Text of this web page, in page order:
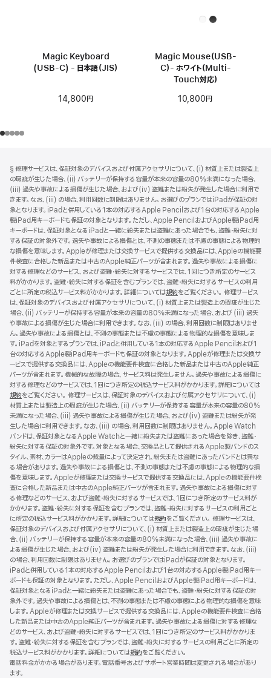
Magic Keyboard
(USB-C) - 日本語（JIS）
14,800円
Magic Mouse（USB-
C）- ホワイト（Multi-
Touch対応）
10,800円
ッ
タ
ー
注
§ 修理サービスは、保証対象のデバイスおよび付属アクセサリについて、(i) 材質上または製造上
の瑕疵が生じた場合、(ii) バッテリーが保持する容量が本来の容量の80%未満になった場合、
(iii) 過失や事故による損傷が生じた場合、および(iv) 盗難または紛失が発生した場合に利用で
きます。なお、(iii) の場合、利用回数に制限はありません。お選びのプランではiPadが保証の対
象となります。iPadと併用している1本の対応するApple Pencilおよび1台の対応するApple
製iPad用キーボードも保証の対象となります。ただし、Apple PencilおよびApple製iPad用
キーボードは、保証対象となるiPadと一緒に紛失または盗難にあった場合でも、盗難・紛失に対
する保証の対象外です。過失や事故による損傷とは、不測の事態または不慮の事態による物理的
な損傷を意味します。Appleが修理または交換サービスで提供する交換品には、Appleの機能要
件検査に合格した新品または中古のApple純正パーツが含まれます。過失や事故による損傷に
対する修理などのサービス、および盗難・紛失に対するサービスでは、1回につき所定のサービス
料がかかります。盗難・紛失に対する保証を含むプランでは、盗難・紛失に対するサービスの利用
ごとに所定の税込サービス料がかかります。詳細については規約（新
規
ウ
イ
ン
ド
ウ
で
開
き
ま
す）
をご覧ください。 修理サービス
は、保証対象のデバイスおよび付属アクセサリについて、(i) 材質上または製造上の瑕疵が生じた
場合、(ii) バッテリーが保持する容量が本来の容量の80%未満になった場合、および (iii) 過失
や事故による損傷が生じた場合に利用できます。なお、(iii) の場合、利用回数に制限はありませ
ん。過失や事故による損傷とは、不測の事態または不慮の事態による物理的な損傷を意味しま
す。iPadを対象とするプランでは、iPadと併用している1本の対応するApple Pencilおよび1
台の対応するApple製iPad用キーボードも保証の対象となります。Appleが修理または交換サ
ービスで提供する交換品には、Appleの機能要件検査に合格した新品または中古のApple純正
パーツが含まれます。機械的な故障の場合、サービス料は発生しません。過失や事故による損傷に
対する修理などのサービスでは、1回につき所定の税込サービス料がかかります。詳細については
規約（新
規
ウ
イ
ン
ド
ウ
で
開
き
ま
す）
をご覧ください。 修理サービスは、保証対象のデバイスおよび付属アクセサリについて、(i)
材質上または製造上の瑕疵が生じた場合、(ii) バッテリーが保持する容量が本来の容量の80%
未満になった場合、(iii) 過失や事故による損傷が生じた場合、および(iv) 盗難または紛失が発
生した場合に利用できます。なお、(iii) の場合、利用回数に制限はありません。Apple Watch
バンドは、保証対象となるApple Watchと一緒に紛失または盗難にあった場合を除き、盗難・
紛失に対する保証の対象外です。対象となる場合、交換品として提供されるApple製バンドのス
タイル、素材、カラーはAppleの裁量によって決定され、紛失または盗難にあったバンドとは異な
る場合があります。過失や事故による損傷とは、不測の事態または不慮の事態による物理的な損
傷を意味します。Appleが修理または交換サービスで提供する交換品には、Appleの機能要件検
査に合格した新品または中古のApple純正パーツが含まれます。過失や事故による損傷に対す
る修理などのサービス、および盗難・紛失に対するサービスでは、1回につき所定のサービス料が
かかります。盗難・紛失に対する保証を含むプランでは、盗難・紛失に対するサービスの利用ごと
に所定の税込サービス料がかかります。詳細については規約（新
規
ウ
イ
ン
ド
ウ
で
開
き
ま
す）
をご覧ください。 修理サービスは、
保証対象のデバイスおよび付属アクセサリについて、(i) 材質上または製造上の瑕疵が生じた場
合、(ii) バッテリーが保持する容量が本来の容量の80%未満になった場合、(iii) 過失や事故に
よる損傷が生じた場合、および(iv) 盗難または紛失が発生した場合に利用できます。なお、(iii)
の場合、利用回数に制限はありません。お選びのプランではiPadが保証の対象となります。
iPadと併用している1本の対応するApple Pencilおよび1台の対応するApple製iPad用キー
ボードも保証の対象となります。ただし、Apple PencilおよびApple製iPad用キーボードは、
保証対象となるiPadと一緒に紛失または盗難にあった場合でも、盗難・紛失に対する保証の対
象外です。過失や事故による損傷とは、不測の事態または不慮の事態による物理的な損傷を意味
します。Appleが修理または交換サービスで提供する交換品には、Appleの機能要件検査に合格
した新品または中古のApple純正パーツが含まれます。過失や事故による損傷に対する修理な
どのサービス、および盗難・紛失に対するサービスでは、1回につき所定のサービス料がかかりま
す。盗難・紛失に対する保証を含むプランでは、盗難・紛失に対するサービスの利用ごとに所定の
税込サービス料がかかります。詳細については規約（新
規
をご覧ください。
電話料金がかかる場合があります。電話番号およびサポート営業時間は変更される場合があり
ます。